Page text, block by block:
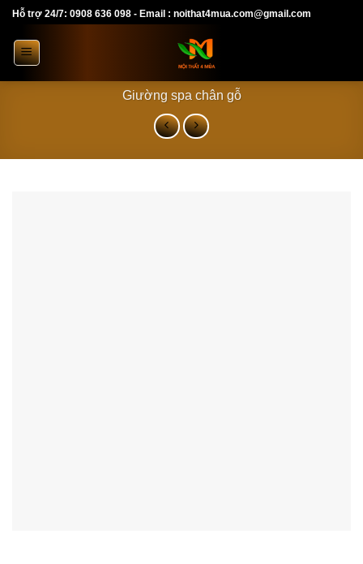
Skip
content
Hỗ trợ 24/7: 0908 636 098 - Email : noithat4mua.com@gmail.com
Giường spa chân gỗ